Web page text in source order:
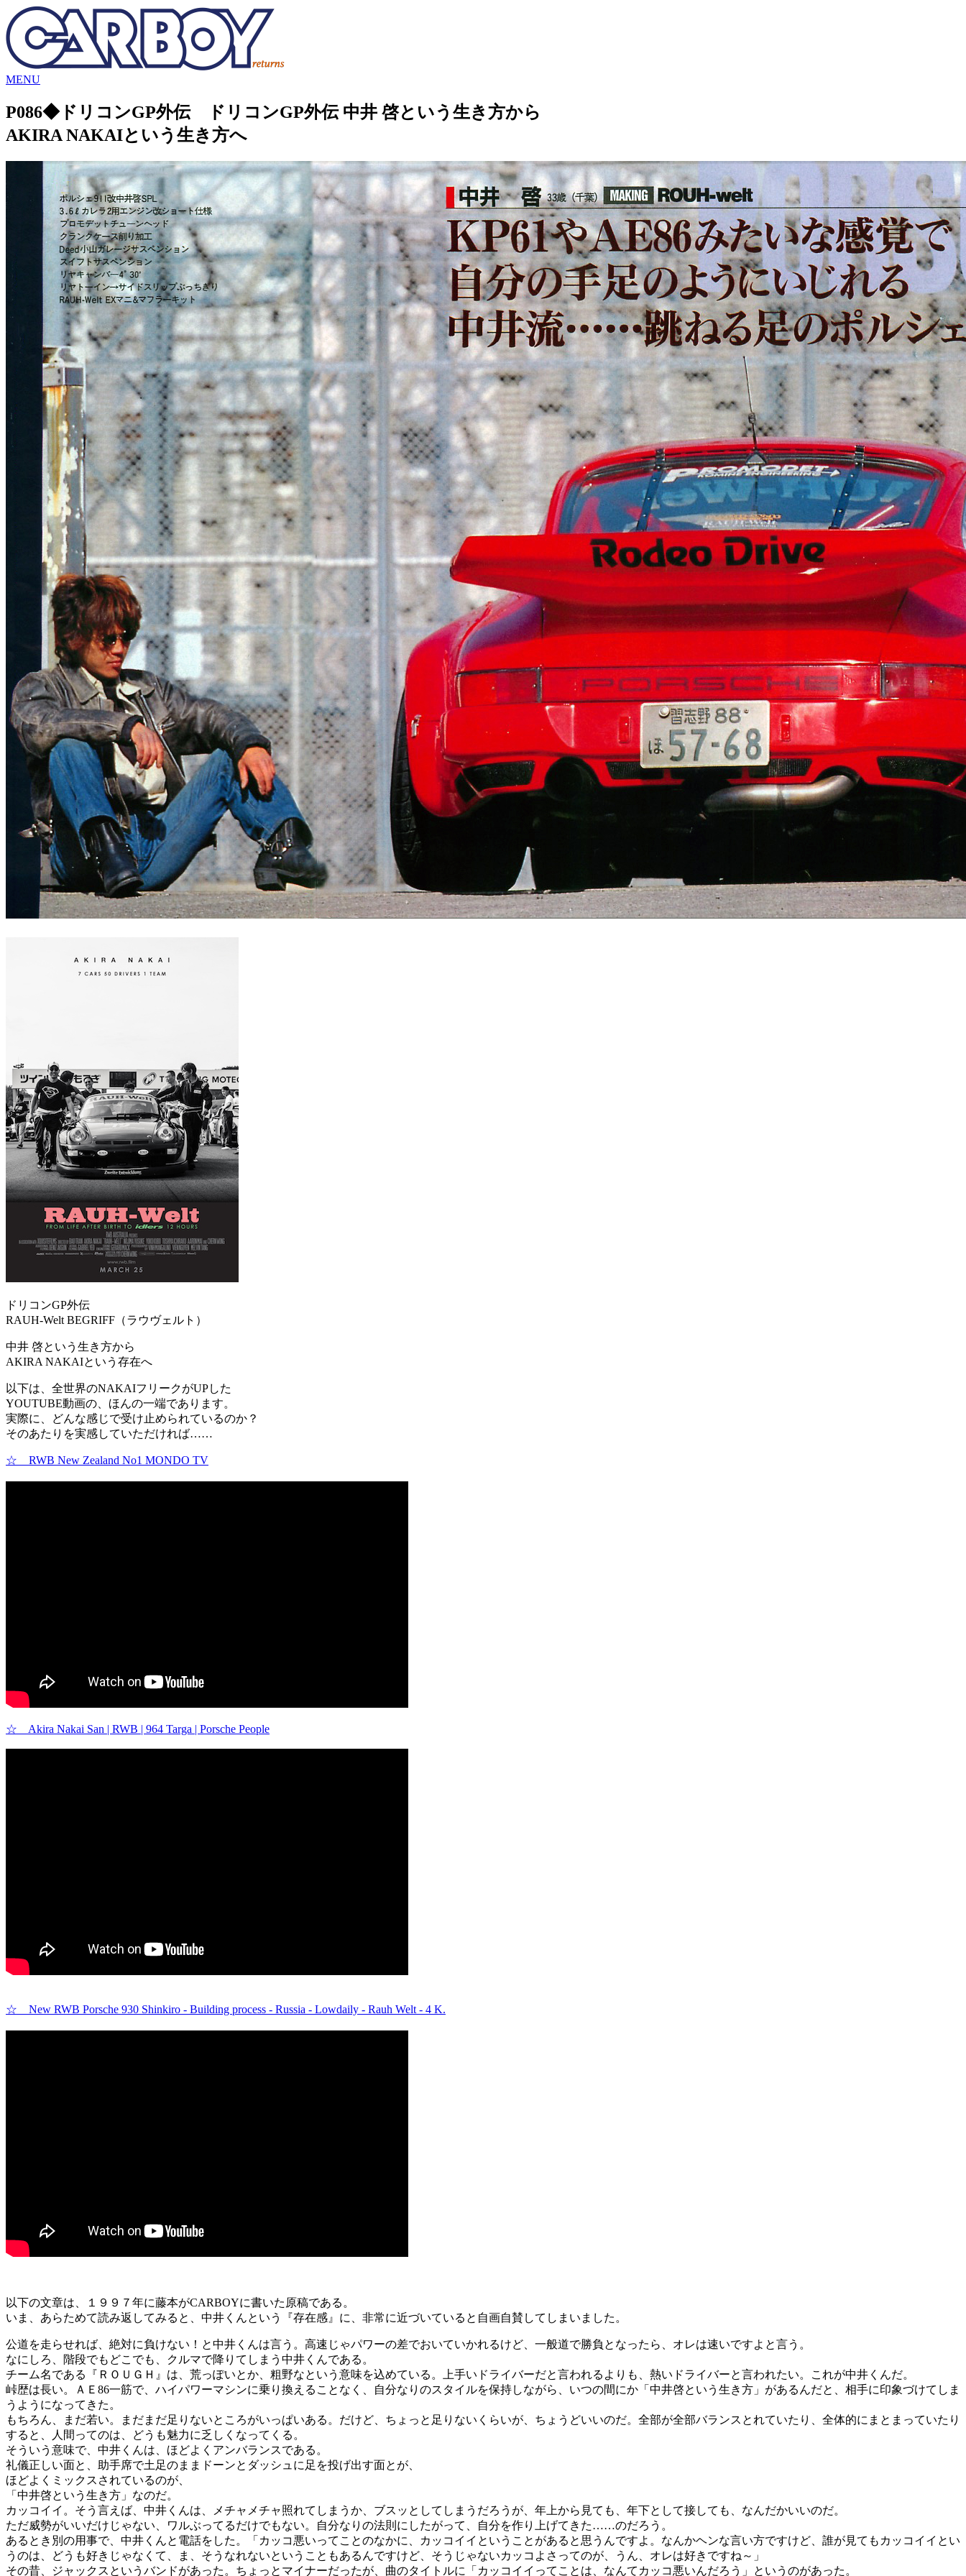
MENU
P086◆ドリコンGP外伝
ドリコンGP外伝 中井 啓という生き方から
AKIRA NAKAIという生き方へ
ドリコンGP外伝
RAUH-Welt BEGRIFF（ラウヴェルト）
中井 啓という生き方から
AKIRA NAKAIという存在へ
以下は、全世界のNAKAIフリークがUPした
YOUTUBE動画の、ほんの一端であります。
実際に、どんな感じで受け止められているのか？
そのあたりを実感していただければ……
☆ RWB New Zealand No1 MONDO TV
☆ Akira Nakai San | RWB | 964 Targa | Porsche People
☆ New RWB Porsche 930 Shinkiro - Building process - Russia - Lowdaily - Rauh Welt - 4 K.
以下の文章は、１９９７年に藤本がCARBOYに書いた原稿である。
いま、あらためて読み返してみると、中井くんという『存在感』に、非常に近づいていると自画自賛してしまいました。
公道を走らせれば、絶対に負けない！と中井くんは言う。高速じゃパワーの差でおいていかれるけど、一般道で勝負となったら、オレは速いですよと言う。
なにしろ、階段でもどこでも、クルマで降りてしまう中井くんである。
チーム名である『ＲＯＵＧＨ』は、荒っぽいとか、粗野なという意味を込めている。上手いドライバーだと言われるよりも、熱いドライバーと言われたい。これが中井くんだ。
峠歴は長い。ＡＥ86一筋で、ハイパワーマシンに乗り換えることなく、自分なりのスタイルを保持しながら、いつの間にか「中井啓という生き方」があるんだと、相手に印象づけてしま
うようになってきた。
もちろん、まだ若い。まだまだ足りないところがいっぱいある。だけど、ちょっと足りないくらいが、ちょうどいいのだ。全部が全部バランスとれていたり、全体的にまとまっていたり
すると、人間ってのは、どうも魅力に乏しくなってくる。
そういう意味で、中井くんは、ほどよくアンバランスである。
礼儀正しい面と、助手席で土足のままドーンとダッシュに足を投げ出す面とが、
ほどよくミックスされているのが、
「中井啓という生き方」なのだ。
カッコイイ。そう言えば、中井くんは、メチャメチャ照れてしまうか、ブスッとしてしまうだろうが、年上から見ても、年下として接しても、なんだかいいのだ。
ただ威勢がいいだけじゃない、ワルぶってるだけでもない。自分なりの法則にしたがって、自分を作り上げてきた……のだろう。
あるとき別の用事で、中井くんと電話をした。「カッコ悪いってことのなかに、カッコイイということがあると思うんですよ。なんかヘンな言い方ですけど、誰が見てもカッコイイとい
うのは、どうも好きじゃなくて、ま、そうなれないということもあるんですけど、そうじゃないカッコよさってのが、うん、オレは好きですね～」
その昔、ジャックスというバンドがあった。ちょっとマイナーだったが、曲のタイトルに「カッコイイってことは、なんてカッコ悪いんだろう」というのがあった。